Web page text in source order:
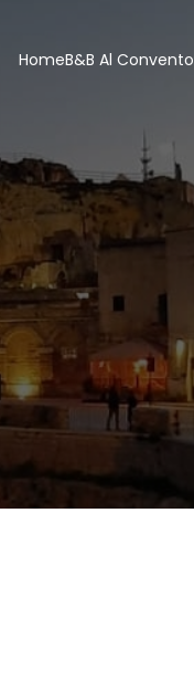
HomeB&B Al Convento